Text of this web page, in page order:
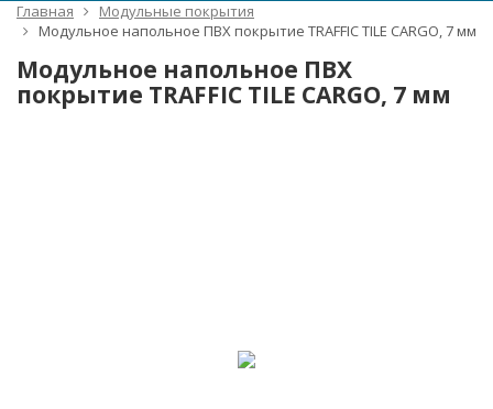
Главная
Модульные покрытия
Модульное напольное ПВХ покрытие TRAFFIC TILE CARGO, 7 мм
Модульное напольное ПВХ
покрытие TRAFFIC TILE CARGO, 7 мм